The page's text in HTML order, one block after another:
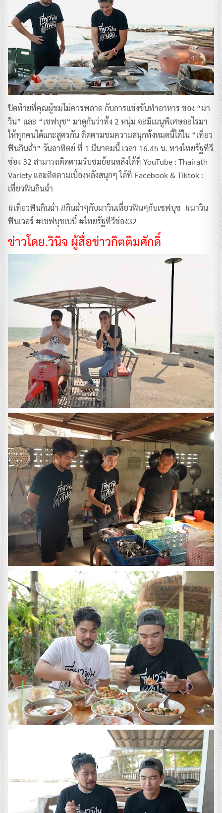
ปิดท้ายที่คุณผู้ชมไม่ควรพลาด กับการแข่งขันทำอาหาร ของ “มา
วิน” และ “เชฟบุช“ มาดูกันว่าทั้ง 2 หนุ่ม จะมีเมนูพิเศษอะไรมา
ให้ทุกคนได้แกะสูตรกัน ติดตามชมความสนุกทั้งหมดนี้ได้ใน “เที่ยว
ฟินกินฉ่ำ” วันอาทิตย์ ที่ 1 มีนาคมนี้ เวลา 16.45 น. ทางไทยรัฐทีวี
ช่อง 32 สามารถติดตามรับชมย้อนหลังได้ที่ YouTube : Thairath
Variety และติดตามเบื้องหลังสนุกๆ ได้ที่ Facebook & Tiktok :
เที่ยวฟินกินฉ่ำ
#เที่ยวฟินกินฉ่ำ #กินฉ่ำๆกับมาวินเที่ยวฟินๆกับเชฟบุช #มาวิน
ฟินเวอร์ #เชฟบุชเบบี๋ #ไทยรัฐทีวีช่อง32
ข่าวโดย.วินิจ ผู้สื่อข่าวกิตติมศักดิ์